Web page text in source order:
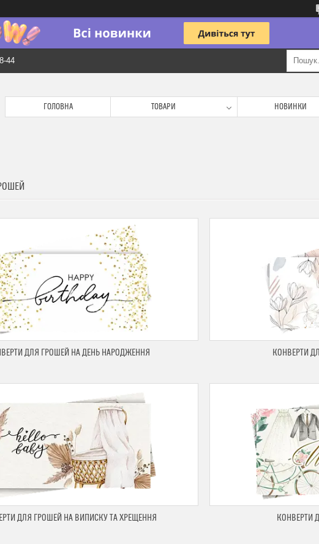
44
ГОЛОВНА ТОВАРИ НОВИНКИ
ДЛЯ ГРОШЕЙ НА ДЕНЬ НАРОДЖЕННЯ КОНВЕРТИ
ДЛЯ ГРОШЕЙ НА ВИПИСКУ ТА ХРЕЩЕННЯ КОНВЕРТИ